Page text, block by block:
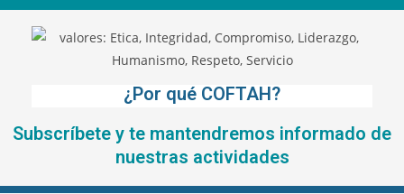
¿Por qué COFTAH?
Subscríbete y te mantendremos informado de
nuestras actividades